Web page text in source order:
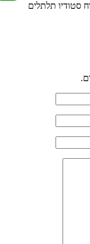
סטודיו תלתלים